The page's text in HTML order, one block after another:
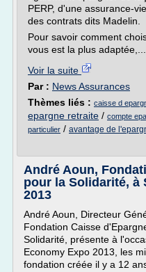
PERP, d'une assurance-
des contrats dits Madelin.
Pour savoir comment
vous est la plus adaptée,...
Voir la suite
Par : News Assurances
Thèmes liés : caisse d
epargne retraite / compte
particulier / avantage de
André Aoun,
pour la Solidarité, à
2013
André Aoun, Directeur
Fondation Caisse
Solidarité, présente à
Economy Expo 2013, les
fondation créée il y a 12